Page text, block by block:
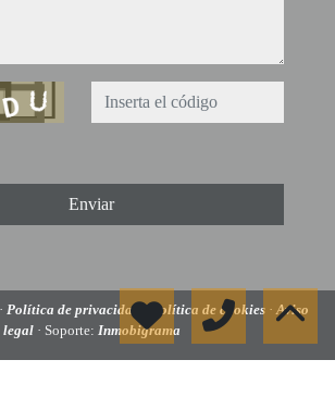
Enviar
· Política de privacidad · Política de cookies ·Aviso
legal · Soporte: Inmobigrama